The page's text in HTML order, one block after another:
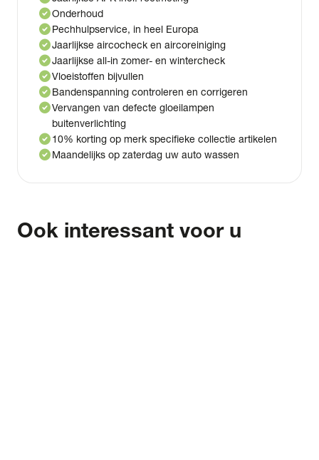
check_circleOnderhoud
check_circlePechhulpservice, in heel Europa
check_circleJaarlijkse aircocheck en aircoreiniging
check_circleJaarlijkse all-in zomer- en wintercheck
check_circleVloeistoffen bijvullen
check_circleBandenspanning controleren en corrigeren
check_circleVervangen van defecte gloeilampen
buitenverlichting
check_circle10% korting op merk specifieke collectie artikelen
check_circleMaandelijks op zaterdag uw auto wassen
Ook interessant voor u